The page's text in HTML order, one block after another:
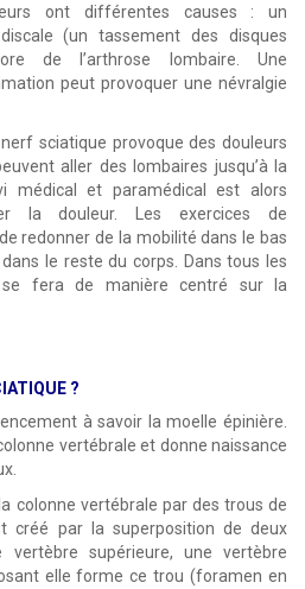
ont différentes causes : un
(un tassement des disques
de l’arthrose lombaire. Une
peut provoquer une névralgie
sciatique provoque des douleurs
aller des lombaires jusqu’à la
médical et paramédical est alors
la douleur. Les exercices de
redonner de la mobilité dans le bas
le reste du corps. Dans tous les
fera de manière centré sur la
?
à savoir la moelle épinière.
vertébrale et donne naissance
colonne vertébrale par des trous de
créé par la superposition de deux
vertèbre supérieure, une vertèbre
elle forme ce trou (foramen en